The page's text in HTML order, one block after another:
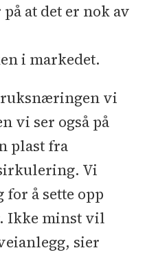
at det er nok av
i markedet.
vi
vi ser også på
plast fra
Vi
å sette opp
Ikke minst vil
sier